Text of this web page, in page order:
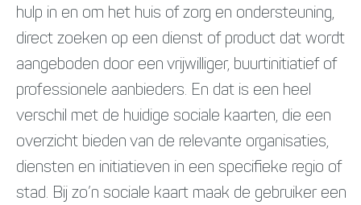
hulp in en om het huis of zorg en ondersteuning,
direct zoeken op een dienst of product dat wordt
aangeboden door een vrijwilliger, buurtinitiatief of
professionele aanbieders. En dat is een heel
verschil met de huidige sociale kaarten, die een
overzicht bieden van de relevante organisaties,
diensten en initiatieven in een specifieke regio of
stad. Bij zo’n sociale kaart maak de gebruiker een